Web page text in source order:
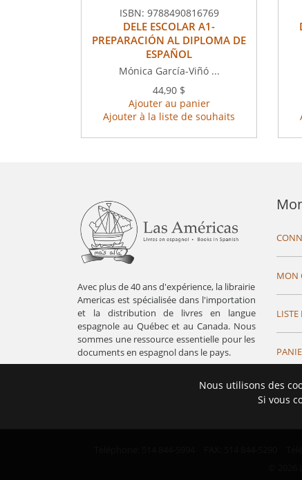
ISBN: 9788490816769
DELE ESCOLAR A1-
PREPARACIÓN AL DIPLOMA DE
ESPAÑOL
Mónica García-Viñó ...
44,90 $
Ajouter au panier
Ajouter à la liste de souhaits
Avec plus de 40 ans d'expérience, la librairie
Americas est spécialisée dans l'importation
et la distribution de livres en langue
espagnole au Québec et au Canada. Nous
sommes une ressource essentielle pour les
documents en espagnol dans le pays.
MON
LISTE
Nous utilisons des
Si vous